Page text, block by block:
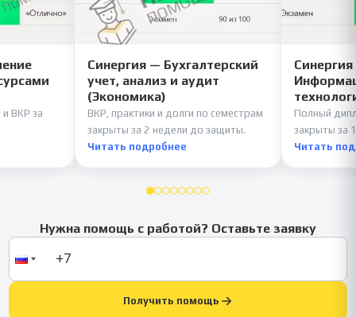
и ВКР за
Синергия — Бухгалтерский
учет, анализ и аудит
(Экономика)
ВКР, практики и долги по семестрам
закрыты за 2 недели до защиты.
Читать подробнее
Полный
закрыты за
Читать
Нужна помощь с работой? Оставьте заявку
Получить помощь